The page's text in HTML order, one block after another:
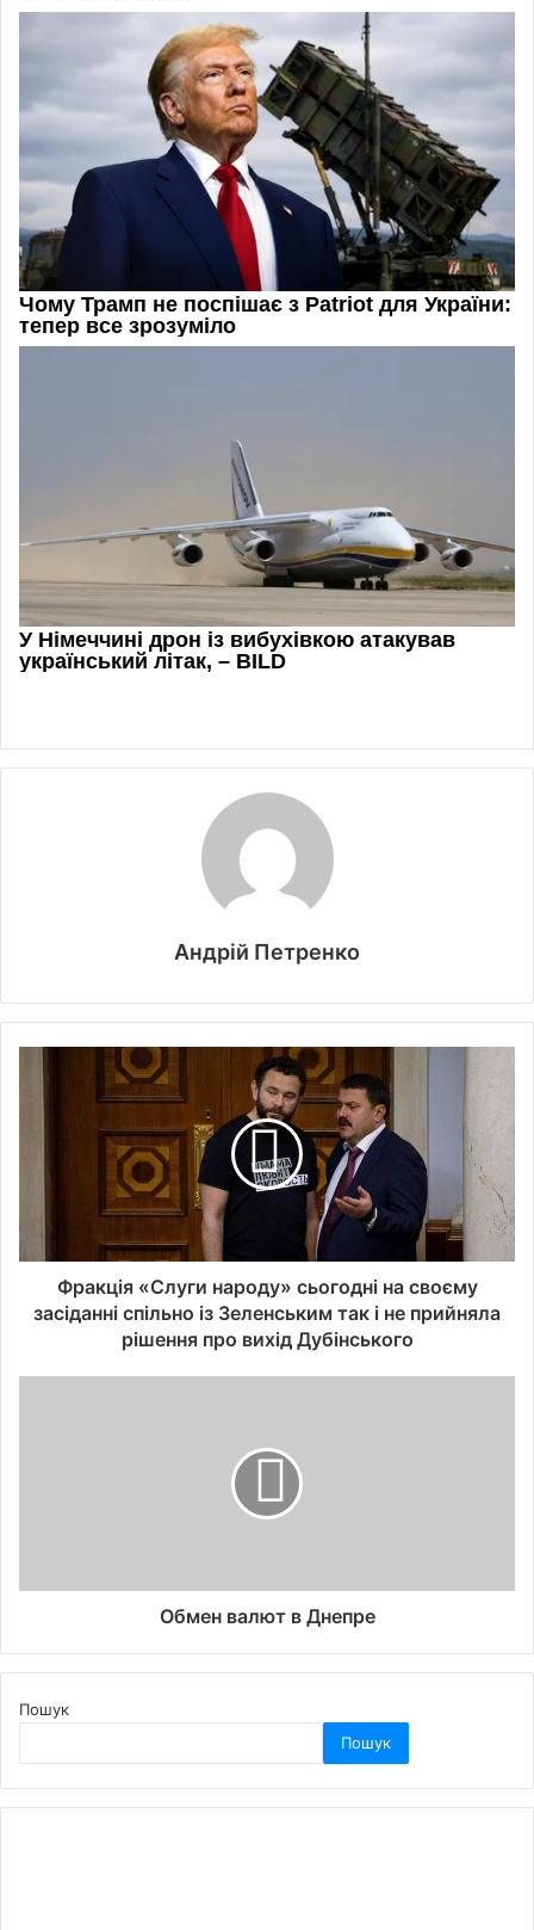
Андрій Петренко
Фракція «Слуги народу» сьогодні на своєму
засіданні спільно із Зеленським так і не прийняла
рішення про вихід Дубінського
Обмен валют в Днепре
Пошук
Пошук